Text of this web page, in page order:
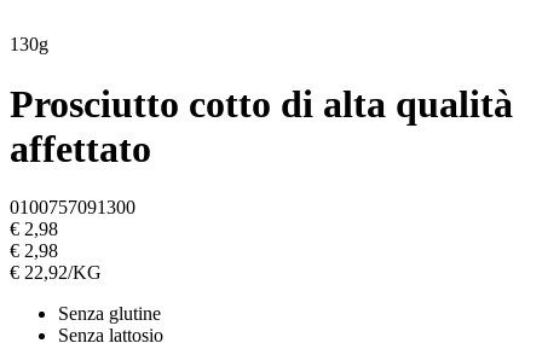
130g
Prosciutto cotto di alta qualità
affettato
0100757091300
€ 2,98
€ 2,98
€ 22,92/KG
Senza glutine
Senza lattosio